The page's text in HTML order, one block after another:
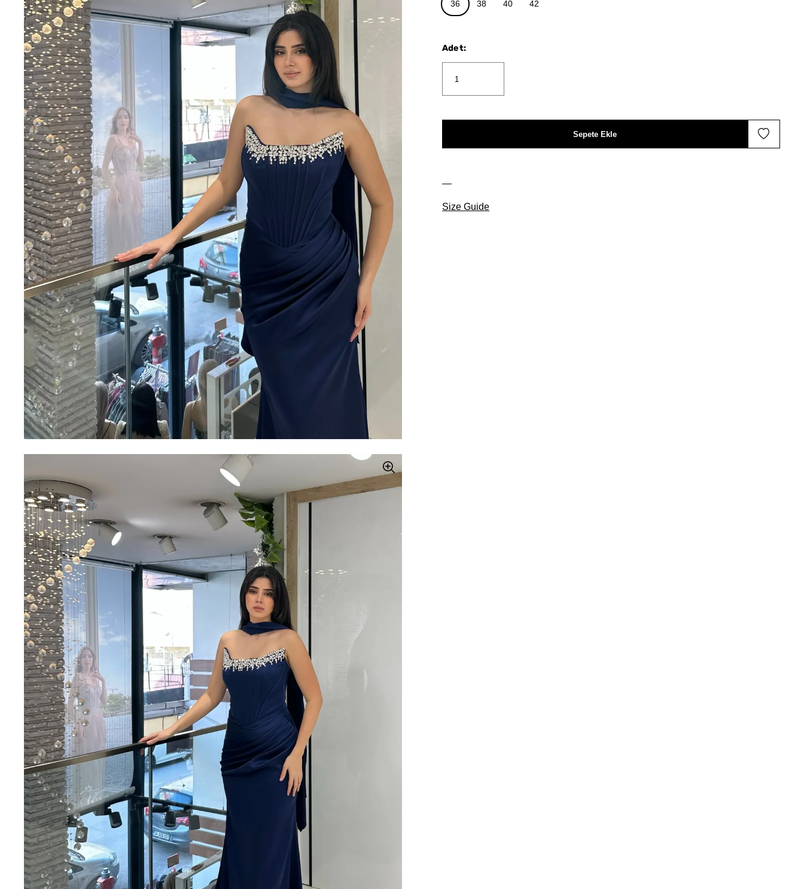
Size Guide
36 38 40 42
Adet:
Sepete Ekle